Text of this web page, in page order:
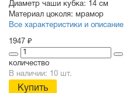
Диаметр чаши кубка: 14 см
Материал цоколя: мрамор
Все характеристики и описание
1947 ₽
количество
В наличии: 10 шт.
Купить